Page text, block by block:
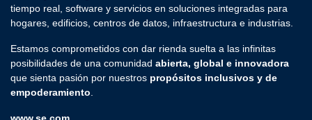
tiempo real, software y servicios en soluciones integradas para
hogares, edificios, centros de datos, infraestructura e industrias.
Estamos comprometidos con dar rienda suelta a las infinitas
posibilidades de una comunidad abierta, global e innovadora
que sienta pasión por nuestros propósitos inclusivos y de
empoderamiento